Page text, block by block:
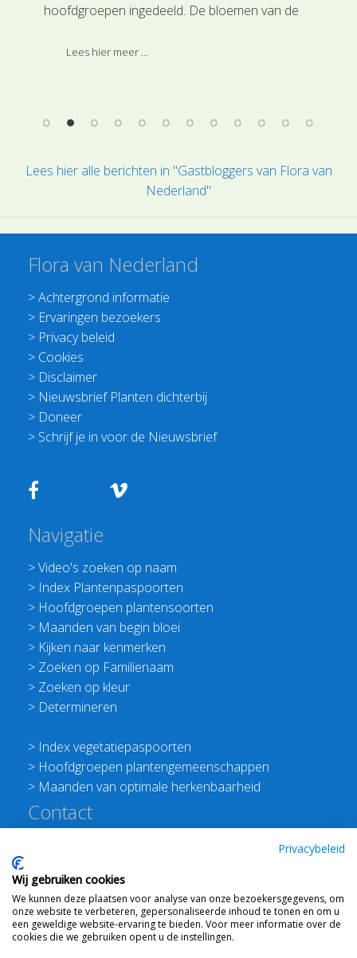
hoofdgroepen ingedeeld. De bloemen van de
symmetrisch. Ook komen er vaak vierkante
Lees hier meer ...
Lees hier alle berichten in "Gastbloggers van Flora van
Nederland"
Flora van Nederland
>Achtergrond informatie
> Ervaringen bezoekers
> Privacy beleid
> Cookies
> Disclaimer
> Nieuwsbrief Planten dichterbij
> Doneer
> Schrijf je in voor de Nieuwsbrief
Navigatie
>Video's zoeken op naam
> Index Plantenpaspoorten
> Hoofdgroepen plantensoorten
> Maanden van begin bloei
> Kijken naar kenmerken
> Zoeken op Familienaam
> Zoeken op kleur
> Determineren
> Index vegetatiepaspoorten
> Hoofdgroepen plantengemeenschappen
> Maanden van optimale herkenbaarheid
Contact
E:info@floravannederland.nl
Plein 1992 70F 6221JP Maastricht
T: 06 41237586
KVK: 76114821 btw: NL860512289B01
Privacybeleid
Wij gebruiken cookies
We kunnen deze plaatsen voor analyse van onze bezoekersgegevens, om
onze website te verbeteren, gepersonaliseerde inhoud te tonen en om u
een geweldige website-ervaring te bieden. Voor meer informatie over de
cookies die we gebruiken opent u de instellingen.